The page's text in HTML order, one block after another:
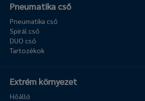
Pneumatika cső
Pneumatika cső
Spirál cső
DUO cső
Tartozékok
Extrém környezet
Hőálló